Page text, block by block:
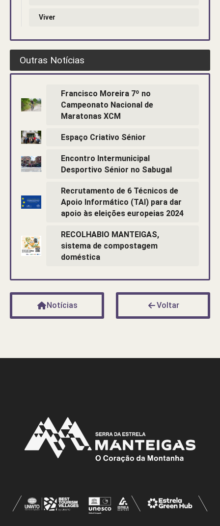
Viver
Outras Notícias
Francisco Moreira 7º no
Campeonato Nacional de
Maratonas XCM
Espaço Criativo Sénior
Encontro Intermunicipal
Desportivo Sénior no Sabugal
Recrutamento de 6 Técnicos de
Apoio Informático (TAI) para dar
apoio às eleições europeias 2024
RECOLHABIO MANTEIGAS,
sistema de compostagem
doméstica
Notícias Voltar